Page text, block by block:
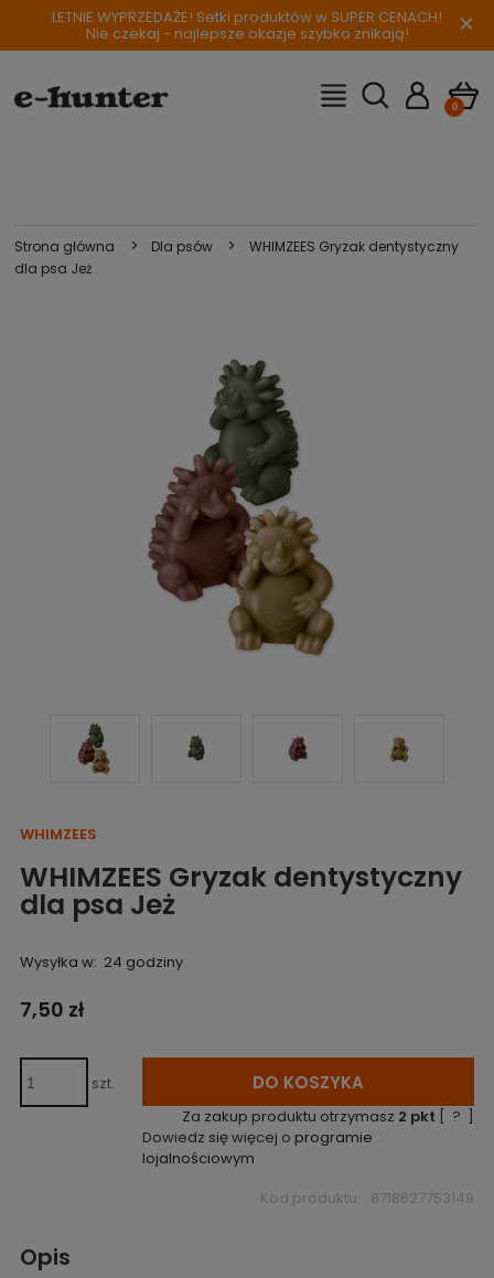
LETNIE WYPRZEDAŻE! Setki produktów w SUPER CENACH!
Nie czekaj - najlepsze okazje szybko znikają! ×
Strona główna > Dla psów >
WHIMZEES Gryzak dentystyczny
dla psa Jeż
WHIMZEES
WHIMZEES Gryzak dentystyczny
dla psa Jeż
Wysyłka w: 24 godziny
7,50 zł
szt. DO KOSZYKA
Za zakup produktu otrzymasz 2 pkt [ ? ]
Dowiedz się więcej o programie
lojalnościowym
Kod produktu: 8718627753149
Opis